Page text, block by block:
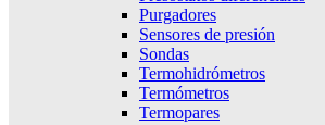
Purgadores
Sensores de presión
Sondas
Termohidrómetros
Termómetros
Termopares